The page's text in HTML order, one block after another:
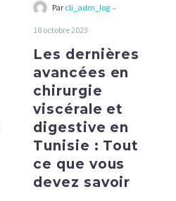
Tout
ce
que
vous
devez
savoir
Par cli_adm_log -
18 octobre 2023
Les dernières
avancées en
chirurgie
viscérale et
digestive en
Tunisie : Tout
ce que vous
devez savoir